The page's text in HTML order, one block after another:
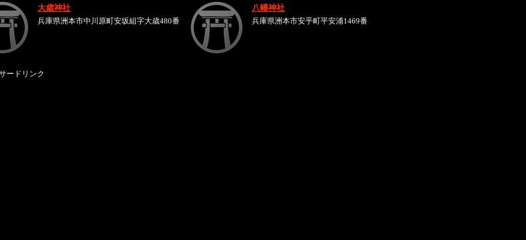
大歳神社
兵庫県洲本市中川原町安坂組字大歳480番
八幡神社
兵庫県洲本市安乎町平安浦1469番
ードリンク